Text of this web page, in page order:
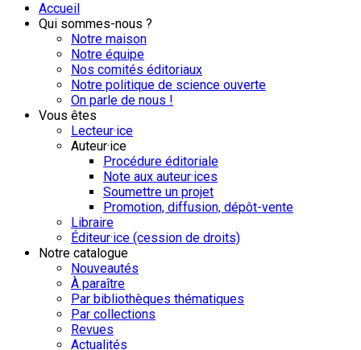
Accueil
Qui sommes-nous ?
Notre maison
Notre équipe
Nos comités éditoriaux
Notre politique de science ouverte
On parle de nous !
Vous êtes
Lecteur·ice
Auteur·ice
Procédure éditoriale
Note aux auteur·ices
Soumettre un projet
Promotion, diffusion, dépôt-vente
Libraire
Éditeur·ice (cession de droits)
Notre catalogue
Nouveautés
À paraître
Par bibliothèques thématiques
Par collections
Revues
Actualités